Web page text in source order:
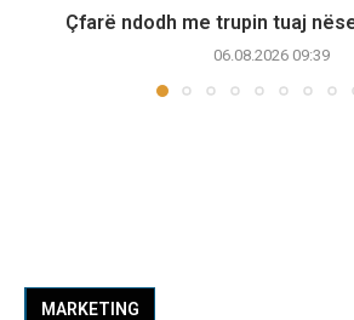
Çfarë ndodh me trupin tuaj
06.08.2026 09:39
MARKETING